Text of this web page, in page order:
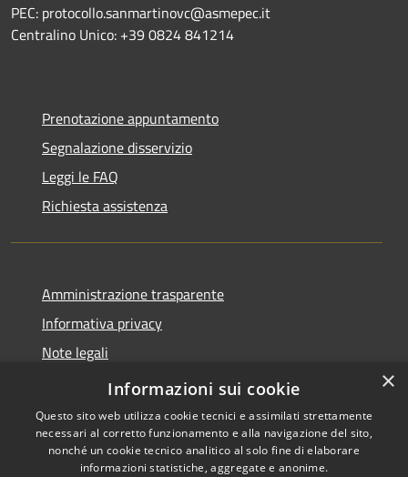
PEC: protocollo.sanmartinovc@asmepec.it
Centralino Unico: +39 0824 841214
Prenotazione appuntamento
Segnalazione disservizio
Leggi le FAQ
Richiesta assistenza
Amministrazione trasparente
Informativa privacy
Note legali
Dichiarazione di accessibilità
Copyright © 2026 • Comune di
×
Informazioni sui cookie
Questo sito web utilizza cookie tecnici e assimilati strettamente
necessari al corretto funzionamento e alla navigazione del sito,
nonché un cookie tecnico analitico al solo fine di elaborare
informazioni statistiche, aggregate e anonime.